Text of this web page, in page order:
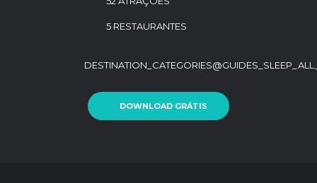
5 RESTAURANTES
DOWNLOAD GRÁTIS